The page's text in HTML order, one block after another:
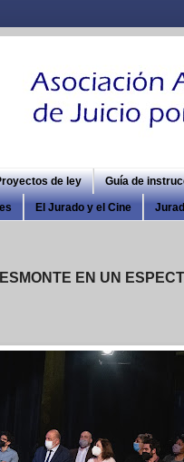
de ley Guía de
El Jurado y el Cine
EN UN